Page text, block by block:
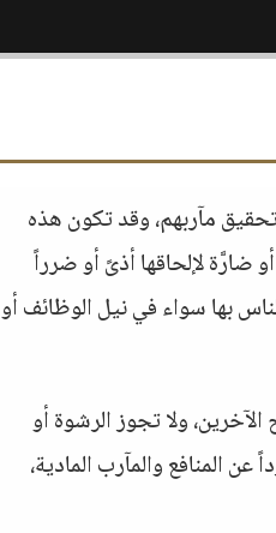
مآربهم، وقد تكون هذه
لإلحاقها أذىً أو ضرراً
بها سواء في نيل الوظائف أو
ولا تجوز الرشوة أو
المنافع والمآرب المادية،